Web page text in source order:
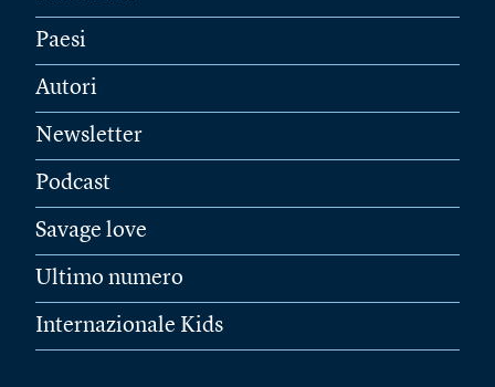
Paesi
Autori
Newsletter
Podcast
Savage love
Ultimo numero
Internazionale Kids